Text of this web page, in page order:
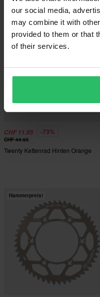
our social media,
may combine it with
provided to them or that
of their services.
CHF 11.95 -73%
CHF 44.95
Twenty Kettenrad Hinten Orange
Hammerpreis!